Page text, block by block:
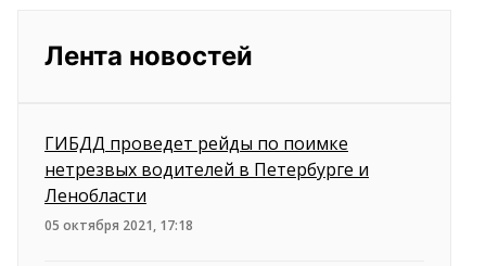
Лента новостей
ГИБДД проведет рейды по поимке
нетрезвых водителей в Петербурге и
Ленобласти
05 октября 2021, 17:18